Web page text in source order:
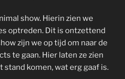
show. Hierin zien we
optreden. Dit is ontzettend
zijn we op tijd om naar de
te gaan. Hier laten ze zien
komen, wat erg gaaf is.